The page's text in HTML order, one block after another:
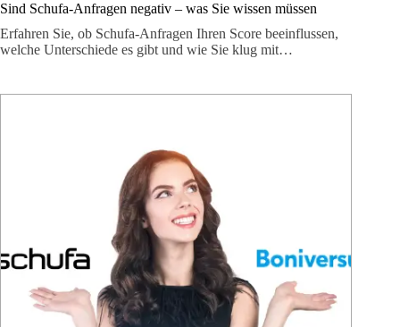
Sind Schufa-Anfragen negativ – was Sie wissen müssen
Erfahren Sie, ob Schufa-Anfragen Ihren Score beeinflussen,
welche Unterschiede es gibt und wie Sie klug mit…